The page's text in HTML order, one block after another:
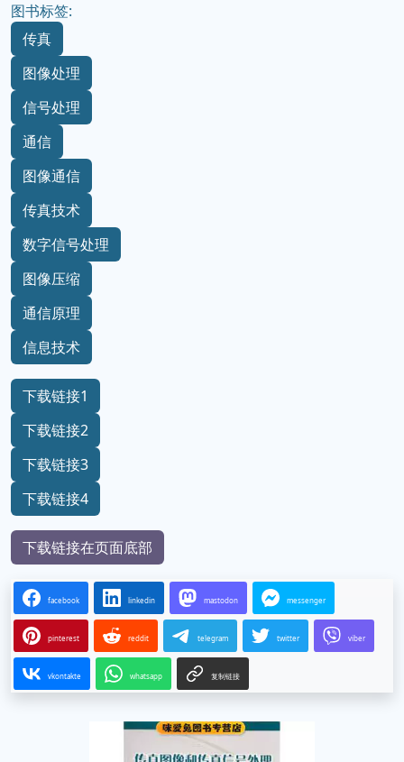
图书标签:
传真
图像处理
信号处理
通信
图像通信
传真技术
数字信号处理
图像压缩
通信原理
信息技术
下载链接1
下载链接2
下载链接3
下载链接4
下载链接在页面底部
facebook linkedin mastodon messenger
pinterest reddit telegram twitter viber
vkontakte whatsapp 复制链接